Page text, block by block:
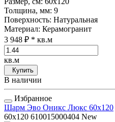
Толщина, мм: 9
Поверхность: Натуральная
Материал: Керамогранит
3 948 ₽ * кв.м
кв.м
Купить
В наличии
Избранное
Шарм Эво Оникс Люкс 60x120
60x120 610015000404 New